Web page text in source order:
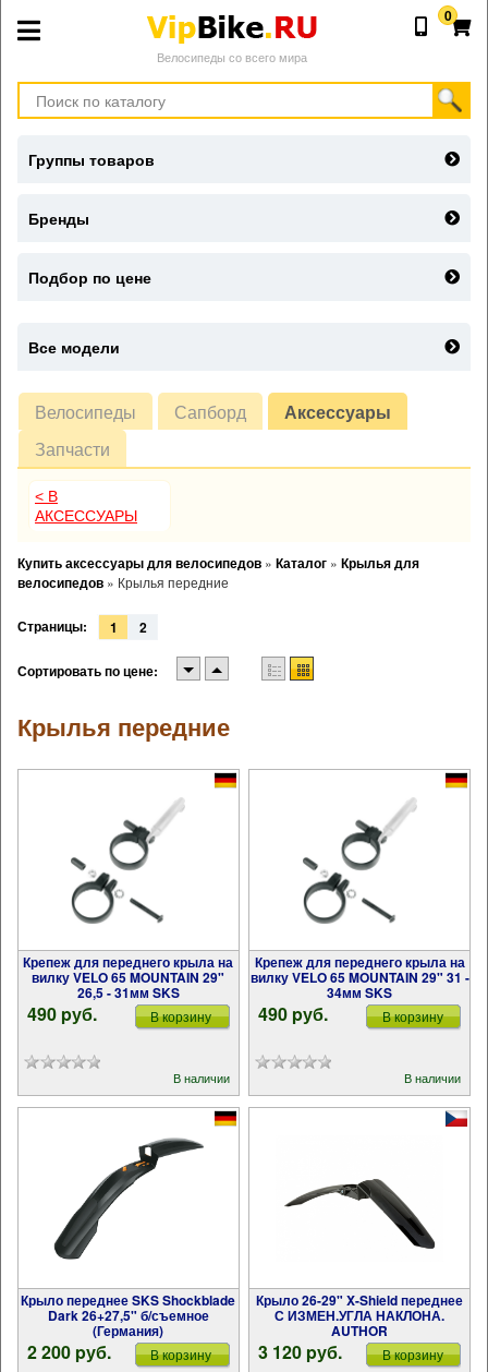
Велосипеды со всего мира
0
Велосипеды Сапборд
Аксессуары
Запчасти
< В
АКСЕССУАРЫ
Купить аксессуары для велосипедов » Каталог » Крылья для
велосипедов » Крылья передние
Страницы: 1 2
Сортировать по цене:
Крылья передние
Крепеж для переднего крыла на
вилку VELO 65 MOUNTAIN 29"
26,5 - 31мм SKS
490 pуб. В корзину
В наличии
Крепеж для переднего крыла на
вилку VELO 65 MOUNTAIN 29" 31 -
34мм SKS
490 pуб. В корзину
В наличии
Крыло переднее SKS Shockblade
Dark 26+27,5" б/съемное
(Германия)
2 200 pуб. В корзину
Крыло 26-29" X-Shield переднее
С ИЗМЕН.УГЛА НАКЛОНА.
AUTHOR
3 120 pуб. В корзину
Группы товаров
Бренды
Подбор по цене
Все модели